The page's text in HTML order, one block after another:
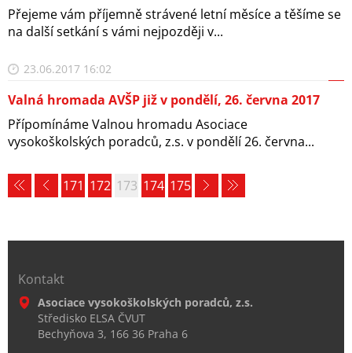
Přejeme vám příjemně strávené letní měsíce a těšíme se
na další setkání s vámi nejpozději v...
23.06.2017 16:02
Valná hromada AVŠP již v pondělí, 26. června 2017
Přípomínáme Valnou hromadu Asociace
vysokoškolských poradců, z.s. v pondělí 26. června...
171 172 173 174 175
Kontakt
Asociace vysokoškolských poradců, z.s.
Středisko ELSA ČVUT
Bechyňova 3, 166 36 Praha 6